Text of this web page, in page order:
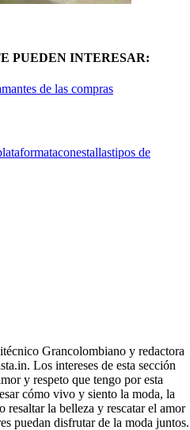
PUEDEN INTERESAR:
de las compras
taconestallastipos de
Grancolombiano y redactora
Los intereses de esta sección
y respeto que tengo por esta
cómo vivo y siento la moda, la
resaltar la belleza y rescatar el amor
puedan disfrutar de la moda juntos.